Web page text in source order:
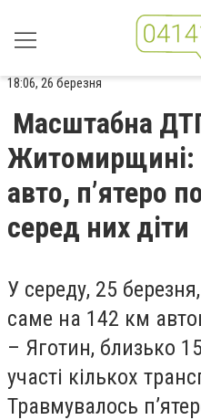
18:06, 26 березня
Масштабна
Житомирщині:
авто, п’ятеро
серед них діти
У середу, 25
саме на 142 км
– Яготин, близько
участі кількох
Травмувалось